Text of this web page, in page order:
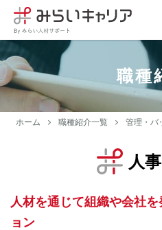
職種
ホーム 職種紹介一覧 管理・バ
人
人材を通じて組織や会社
ョン